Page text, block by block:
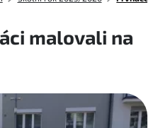
malovali na